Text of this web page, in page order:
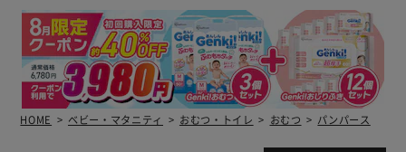
HOME ベビー・マタニティ おむつ・トイレ おむつ パンパース